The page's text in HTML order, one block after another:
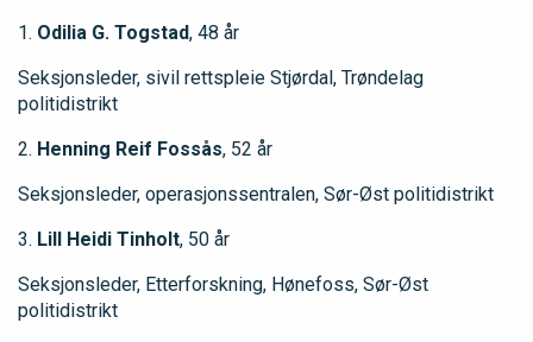
1. Odilia G. Togstad, 48 år
Seksjonsleder, sivil rettspleie Stjørdal, Trøndelag
politidistrikt
2. Henning Reif Fossås, 52 år
Seksjonsleder, operasjonssentralen, Sør-Øst politidistrikt
3. Lill Heidi Tinholt, 50 år
Seksjonsleder, Etterforskning, Hønefoss, Sør-Øst
politidistrikt